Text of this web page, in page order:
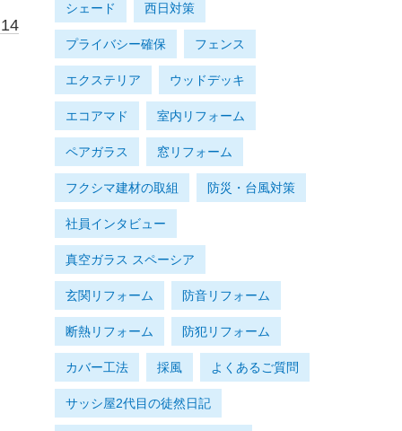
シェード 西日対策
プライバシー確保 フェンス
エクステリア ウッドデッキ
エコアマド 室内リフォーム
ペアガラス 窓リフォーム
フクシマ建材の取組
社員インタビュー
防災・台風対策
真空ガラス スペーシア
玄関リフォーム 防音リフォーム
断熱リフォーム 防犯リフォーム
カバー工法 採風 よくあるご質問
サッシ屋2代目の徒然日記